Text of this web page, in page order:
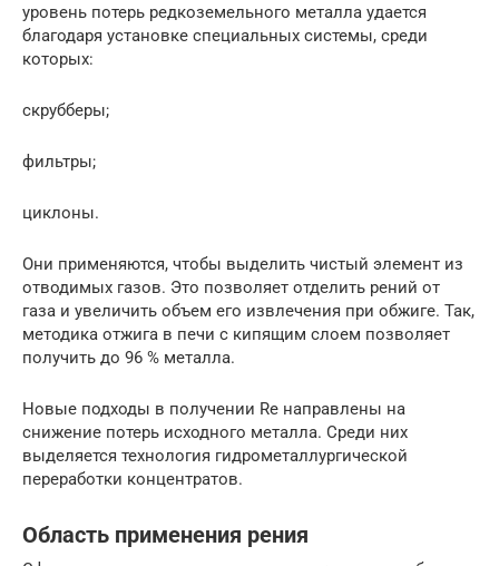
уровень потерь редкоземельного металла удается
благодаря установке специальных системы, среди
которых:
скрубберы;
фильтры;
циклоны.
Они применяются, чтобы выделить чистый элемент из
отводимых газов. Это позволяет отделить рений от
газа и увеличить объем его извлечения при обжиге. Так,
методика отжига в печи с кипящим слоем позволяет
получить до 96 % металла.
Новые подходы в получении Re направлены на
снижение потерь исходного металла. Среди них
выделяется технология гидрометаллургической
переработки концентратов.
Область применения рения